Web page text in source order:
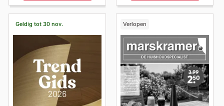
Geldig tot 30 nov. Verlopen